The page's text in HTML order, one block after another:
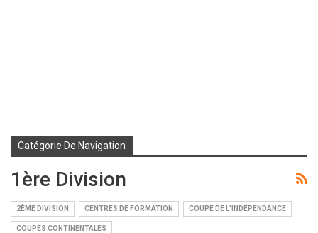
Catégorie De Navigation
1ère Division
2ÈME DIVISION CENTRES DE FORMATION COUPE DE L'INDÉPENDANCE
COUPES CONTINENTALES